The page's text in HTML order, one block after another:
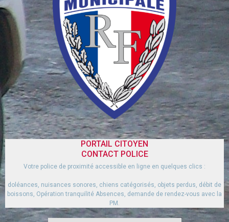
PORTAIL CITOYEN
CONTACT POLICE
Votre police de proximité accessible en ligne en quelques clics :
doléances, nuisances sonores, chiens catégorisés, objets perdus, débit de
boissons, Opération tranquilité Absences, demande de rendez-vous avec la
PM.